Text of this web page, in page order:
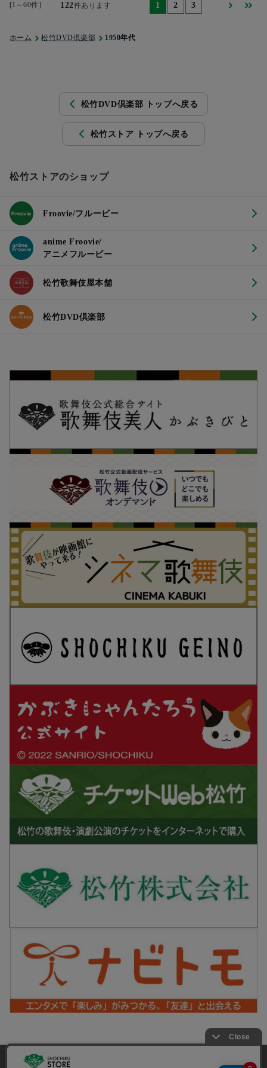
[1～60件] 122件あります 1 2 3
ホーム 松竹DVD倶楽部 1950年代
松竹DVD倶楽部 トップへ戻る
松竹ストア トップへ戻る
松竹ストアのショップ
Froovie/フルービー
anime Froovie/
アニメフルービー
松竹歌舞伎屋本舗
松竹DVD倶楽部
当サイトでは利用体験の向上およびコンテンツの最適な提供、ト